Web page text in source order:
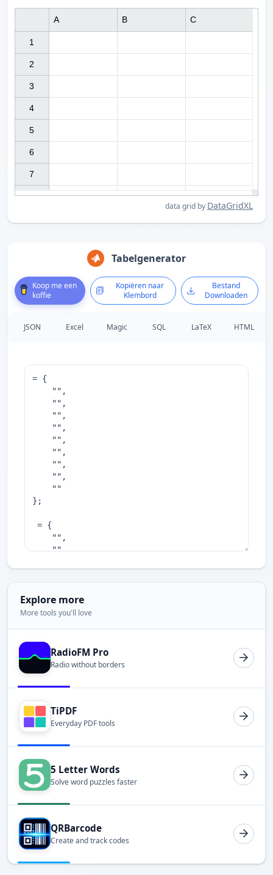
1
2
3
4
5
6
7
A B C
data grid by DataGridXL
Tabelgenerator
Koop me een
koffie
Kopiëren naar
Klembord
Bestand
Downloaden
JSON Excel Magic SQL LaTeX HTML
Explore more
More tools you'll love
RadioFM Pro
Radio without borders
TiPDF
Everyday PDF tools
5 Letter Words
Solve word puzzles faster
QRBarcode
Create and track codes